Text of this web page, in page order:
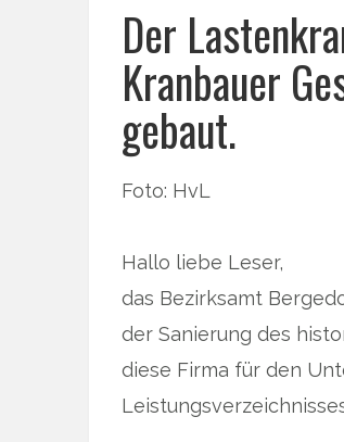
Der
Kranbauer
gebaut.
Foto: HvL
Hallo liebe Leser,
das Bezirksamt
der Sanierung des
diese Firma für den